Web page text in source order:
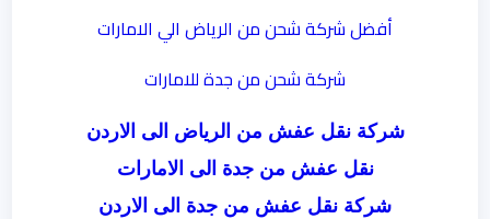
أفضل شركة شحن من الرياض الي الامارات
شركة شحن من جدة للامارات
شركة نقل عفش من الرياض الى الاردن
نقل عفش من جدة الى الامارات
شركة نقل عفش من جدة الى الاردن